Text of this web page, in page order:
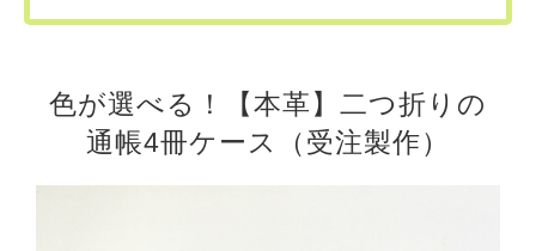
色が選べる！【本革】二つ折りの
通帳4冊ケース（受注製作）